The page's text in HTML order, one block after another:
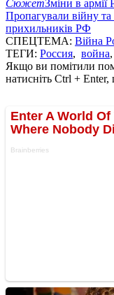
СюжетЗміни в армії
Пропагували війну
прихильників РФ
СПЕЦТЕМА: Війна
ТЕГИ: Россия, война,
Якщо ви помітили
натисніть Ctrl +